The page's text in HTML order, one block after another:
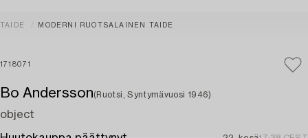
TAIDE MODERNI RUOTSALAINEN TAIDE
1718071
Bo Andersson(Ruotsi, Syntymävuosi 1946)
object